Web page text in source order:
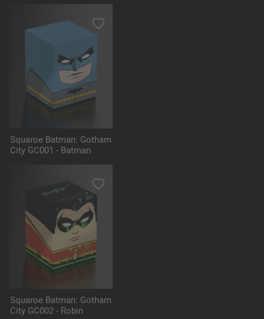
Squaroe Batman: Gotham
City GC001 - Batman
Squaroe Batman: Gotham
City GC002 - Robin